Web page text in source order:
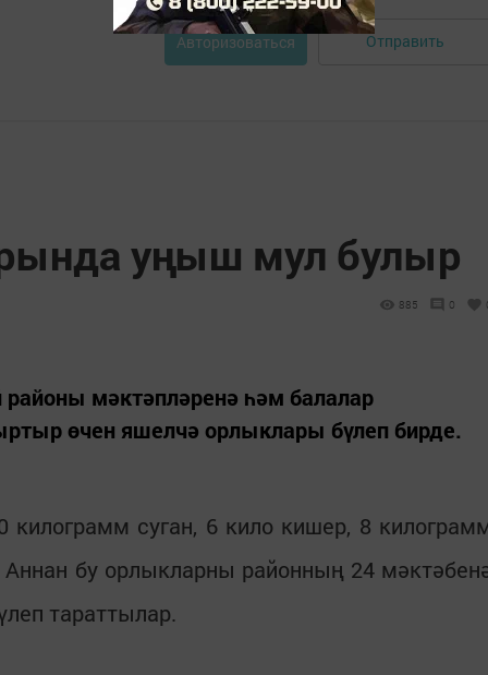
Авторизоваться Отправить
уңыш мул булыр
885 0
мәктәпләренә һәм балалар
өчен яшелчә орлыклары бүлеп бирде.
суган, 6 кило кишер, 8
бу орлыкларны районның 24
тараттылар.